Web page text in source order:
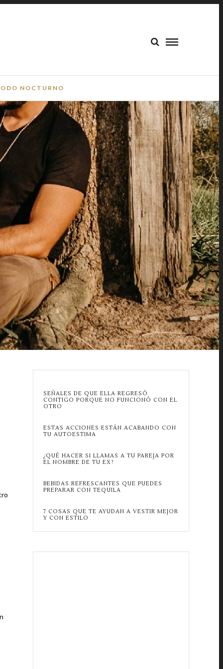
NOCTURNO
SEÑALES DE QUE ELLA REGRESÓ
CONTIGO PORQUE NO FUNCIONÓ CON EL
OTRO
ESTAS ACCIONES ESTÁN ACABANDO CON
TU AUTOESTIMA
¿QUÉ HACER SI LLAMAS A TU PAREJA POR
EL NOMBRE DE TU EX?
BEBIDAS REFRESCANTES QUE PUEDES
PREPARAR CON TEQUILA
7 COSAS QUE TE AYUDAN A VESTIR MEJOR
Y CON ESTILO